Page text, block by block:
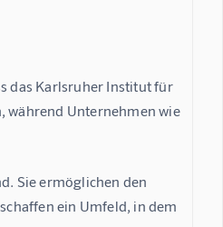
das Karlsruher Institut für
während Unternehmen wie
Sie ermöglichen den
ein Umfeld, in dem